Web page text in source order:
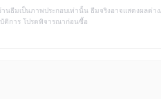
นธีมเป็นภาพประกอบเท่านั้น ธีมจริงอาจแสดงผลต่า
บัติการ โปรดพิจารณาก่อนซื้อ